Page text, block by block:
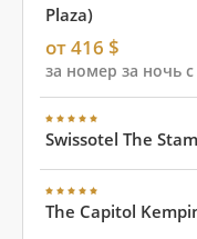
Plaza)
от 416 $
за номер за ночь с
Swissotel The
The Capitol